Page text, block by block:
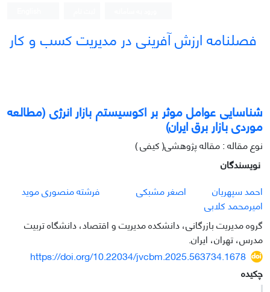
فصلنامه ارزش آفرینی در مدیریت کسب و کار
شناسایی عوامل موثر بر اکوسیستم بازار انرژی (مطالعه
موردی بازار برق ایران)
نوع مقاله : مقاله پژوهشی( کیفی )
نویسندگان
احمد سپهریان
اصغر مشبکی
فرشته منصوری موید
امیرمحمد کلابی
گروه مدیریت بازرگانی، دانشکده مدیریت و اقتصاد، دانشگاه تربیت
مدرس، تهران، ایران.
https://doi.org/10.22034/jvcbm.2025.563734.1678
چکیده